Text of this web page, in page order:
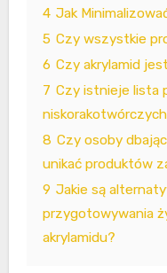
4 Jak
5 Czy wszystkie
6 Czy akrylamid
7 Czy istnieje lista
8 Czy osoby
unikać produktów
9 Jakie są
przygotowywania
akrylamidu?